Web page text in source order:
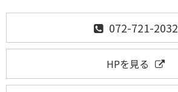
072-721-2032
HPを見る